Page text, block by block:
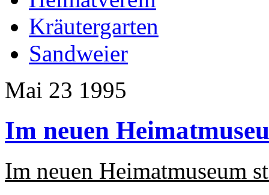
Kräutergarten
Sandweier
Mai 23 1995
Im neuen
Im neuen Heimatmuseum